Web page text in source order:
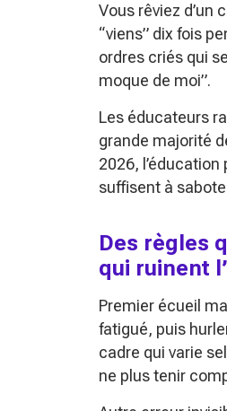
Vous rêviez d’un
“viens” dix fois
ordres criés qui
moque de moi”.
Les éducateurs
grande majorité
2026,
suffisent à
Des règles
qui ruinent
Premier écueil
fatigué, puis
cadre qui varie
ne plus tenir